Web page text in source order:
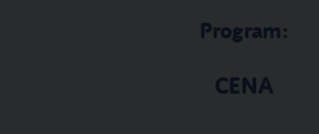
Program:
CENA